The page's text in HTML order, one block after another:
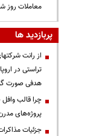
معاملات روز
پربازدید ها
از رانت‌
تراستی در
هدفی صورت
چرا قالب
پروژه‌های
جزئیات